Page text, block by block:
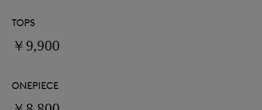
TOPS
￥9,900
ONEPIECE